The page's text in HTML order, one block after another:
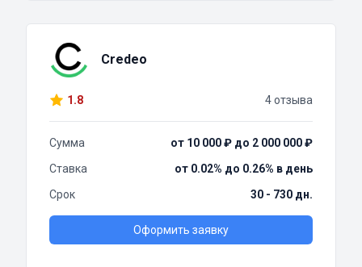
Credeo
1.8 4 отзыва
Сумма
от 10 000 ₽ до 2 000 000 ₽
Ставка
от 0.02% до 0.26% в день
Срок
30 - 730 дн.
Оформить заявку